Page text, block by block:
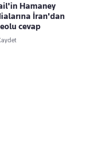
Hamaney
İran'dan
cevap